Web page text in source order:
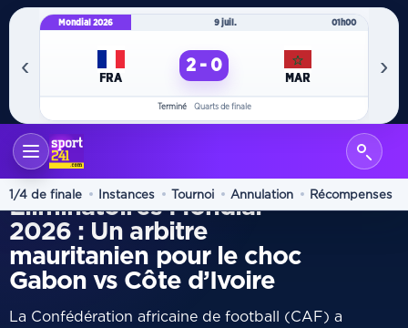
‹
Mondial 2026 9 juil. 01h00
FRA
2 - 0
MAR
Terminé Quarts de finale
›
1/4 de finale Instances Tournoi Annulation Récompenses
ACCUEIL
8ᵉ JOURNÉE
Éliminatoires Mondial
2026 : Un arbitre
mauritanien pour le choc
Gabon vs Côte d’Ivoire
La Confédération africaine de football (CAF) a